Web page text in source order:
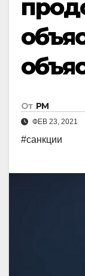
От РМ
ФЕВ 23, 2021
#санкции